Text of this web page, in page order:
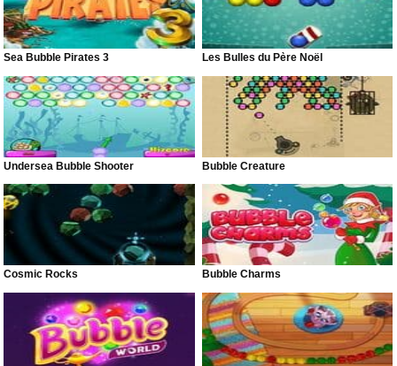
Sea Bubble Pirates 3 Les Bulles du Père Noël
Undersea Bubble Shooter Bubble Creature
Cosmic Rocks Bubble Charms